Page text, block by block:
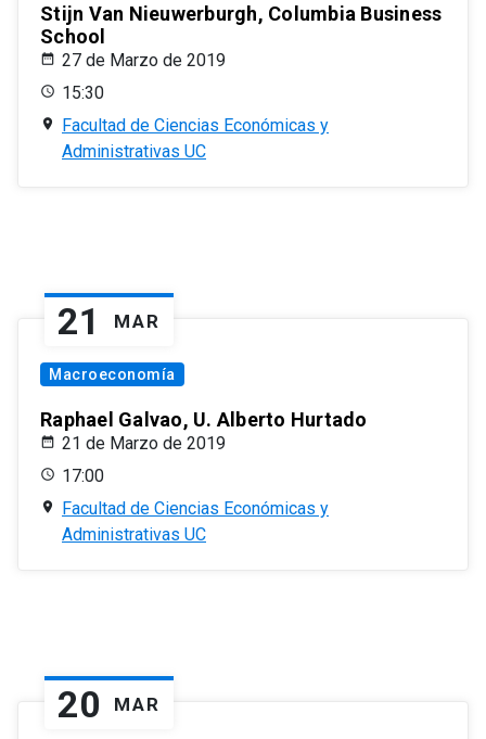
Stijn Van Nieuwerburgh, Columbia Business
School
27 de Marzo de 2019
15:30
Facultad de Ciencias Económicas y
Administrativas UC
21 MAR
Macroeconomía
Raphael Galvao, U. Alberto Hurtado
21 de Marzo de 2019
17:00
Facultad de Ciencias Económicas y
Administrativas UC
20 MAR